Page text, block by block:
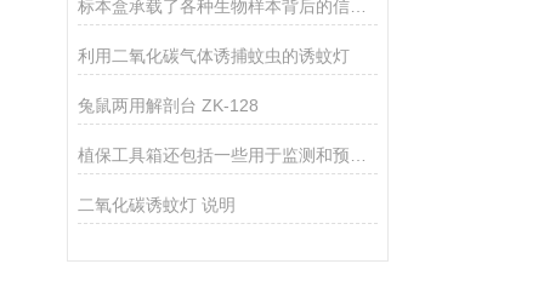
标本盒承载了各种生物样本背后的信息和故事
利用二氧化碳气体诱捕蚊虫的诱蚊灯
兔鼠两用解剖台 ZK-128
二氧化碳诱蚊灯 说明